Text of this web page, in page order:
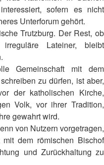
sofern es nicht
Unterforum gehört.
Trutzburg. Der Rest, ob
Lateiner, bleibt
Gemeinschaft mit dem
zu dürfen, ist aber,
der katholischen Kirche,
Volk, vor ihrer Tradition,
gewahrt wird.
von Nutzern vorgetragen,
dem römischen Bischof
und Zurückhaltung zu